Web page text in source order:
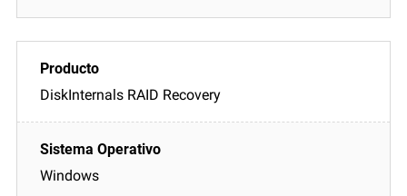
DiskInternals RAID Recovery
Windows